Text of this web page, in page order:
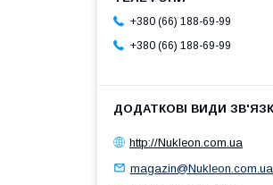
+380 (66) 188-69-99
+380 (66) 188-69-99
http://Nukleon.com.ua
magazin@Nukleon.com.ua